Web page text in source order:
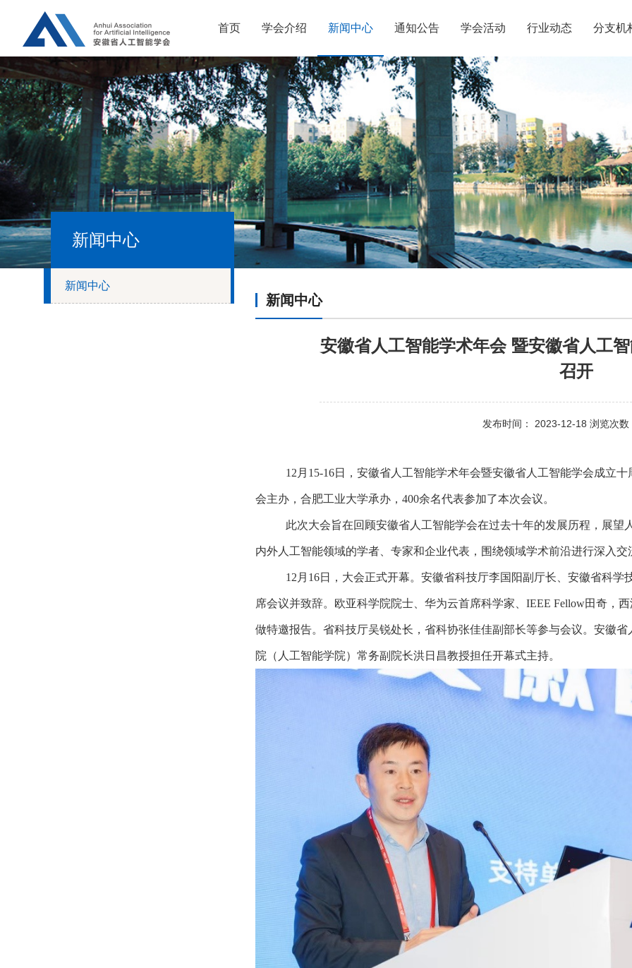
首页 学会介绍 新闻中心 通知公告 学会活动 行业动态 分支机
新闻中心
新闻中心
新闻中心
安徽省人工智能学术年会 暨安徽省人工
召开
发布时间： 2023-12-18 浏览次
12 月15-16日，安徽省人工智能学术年会暨安徽省人工智能学会成立
会主办，合肥工业大学承办，400余名代表参加了本次会议。
此次大会旨在回顾安徽省人工智能学会在过去十年的发展历程，展
内外人工智能领域的学者、专家和企业代表，围绕领域学术前沿进行深入交
12 月16日，大会正式开幕。安徽省科技厅李国阳副厅长、安徽省科
席会议并致辞。欧亚科学院院士、华为云首席科学家、IEEE Fellow田奇，
做特邀报告。省科技厅吴锐处长，省科协张佳佳副部长等参与会议。安徽
院（人工智能学院）常务副院长洪日昌教授担任开幕式主持。